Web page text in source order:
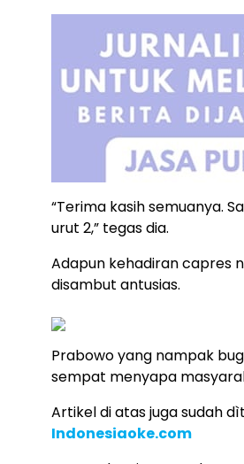
“Terima kasih semuanya.
urut 2,” tegas dia.
Adapun kehadiran capres
disambut antusias.
Prabowo yang nampak
sempat menyapa
Artikel di atas juga sudah
Indonesiaoke.com